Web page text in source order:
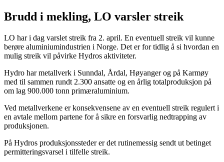
Brudd i mekling, LO varsler streik
LO har i dag varslet streik fra 2. april. En eventuell streik vil kunne
berøre aluminiumindustrien i Norge. Det er for tidlig å si hvordan en
mulig streik vil påvirke Hydros aktiviteter.
Hydro har metallverk i Sunndal, Årdal, Høyanger og på Karmøy
med til sammen rundt 2.300 ansatte og en årlig totalproduksjon på
om lag 900.000 tonn primæraluminium.
Ved metallverkene er konsekvensene av en eventuell streik regulert i
en avtale mellom partene for å sikre en forsvarlig nedtrapping av
produksjonen.
På Hydros produksjonssteder er det rutinemessig sendt ut betinget
permitteringsvarsel i tilfelle streik.